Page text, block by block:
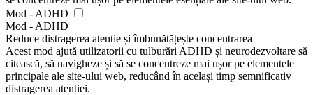
Mod - ADHD
Mod - ADHD
Reduce distragerea atentie și îmbunătățește concentrarea
Acest mod ajută utilizatorii cu tulburări ADHD și neurodezvoltare să
citească, să navigheze și să se concentreze mai ușor pe elementele
principale ale site-ului web, reducând în același timp semnificativ
distragerea atentiei.